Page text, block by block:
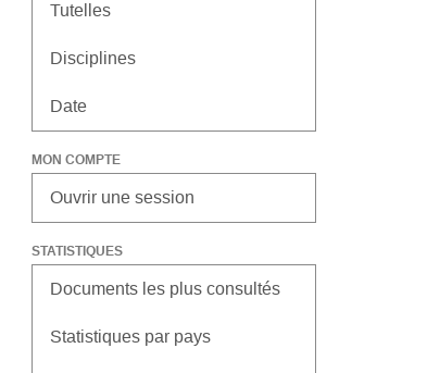
Tutelles
Disciplines
Date
MON COMPTE
Ouvrir une session
STATISTIQUES
Documents les plus consultés
Statistiques par pays